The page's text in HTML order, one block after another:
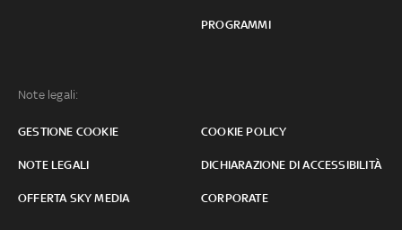
PROGRAMMI
Note legali:
GESTIONE COOKIE COOKIE POLICY
NOTE LEGALI DICHIARAZIONE DI ACCESSIBILITÀ
OFFERTA SKY MEDIA CORPORATE